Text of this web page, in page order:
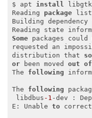
$ apt install libgtk
Reading package
Building
Some packages could
requested an
distribution that
or been moved out of
The following
The following
libdbus -1 -dev :
E: Unable to correct